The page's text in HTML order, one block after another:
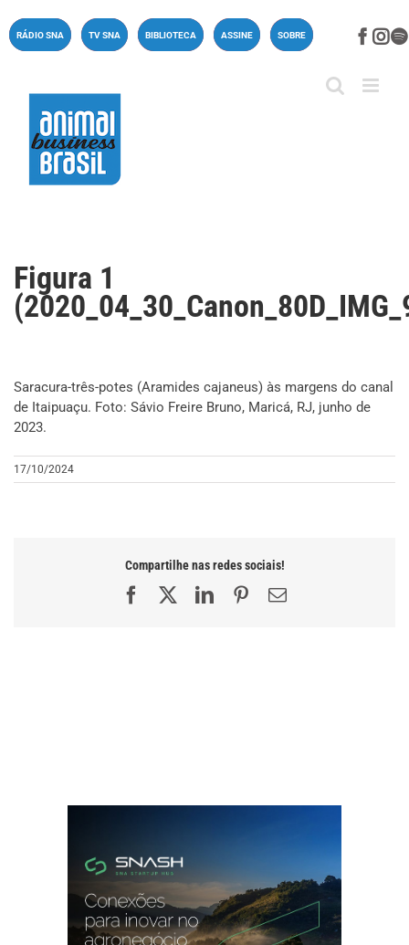
paraRÁDIO SNA TV SNA BIBLIOTECA ASSINE SOBRE
Figura 1
Saracura-três-potes (Aramides cajaneus) às margens do canal
de Itaipuaçu. Foto: Sávio Freire Bruno, Maricá, RJ, junho de
2023.
17/10/2024
Compartilhe nas redes sociais!
FacebookLinkedInPinterest
E-